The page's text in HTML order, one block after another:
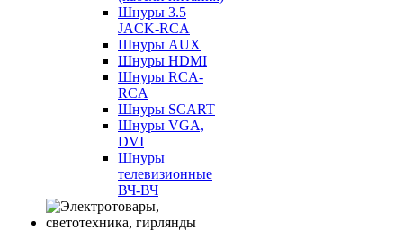
Шнуры 3.5
JACK-RCA
Шнуры AUX
Шнуры HDMI
Шнуры RCA-
RCA
Шнуры SCART
Шнуры VGA,
DVI
Шнуры
телевизионные
ВЧ-ВЧ